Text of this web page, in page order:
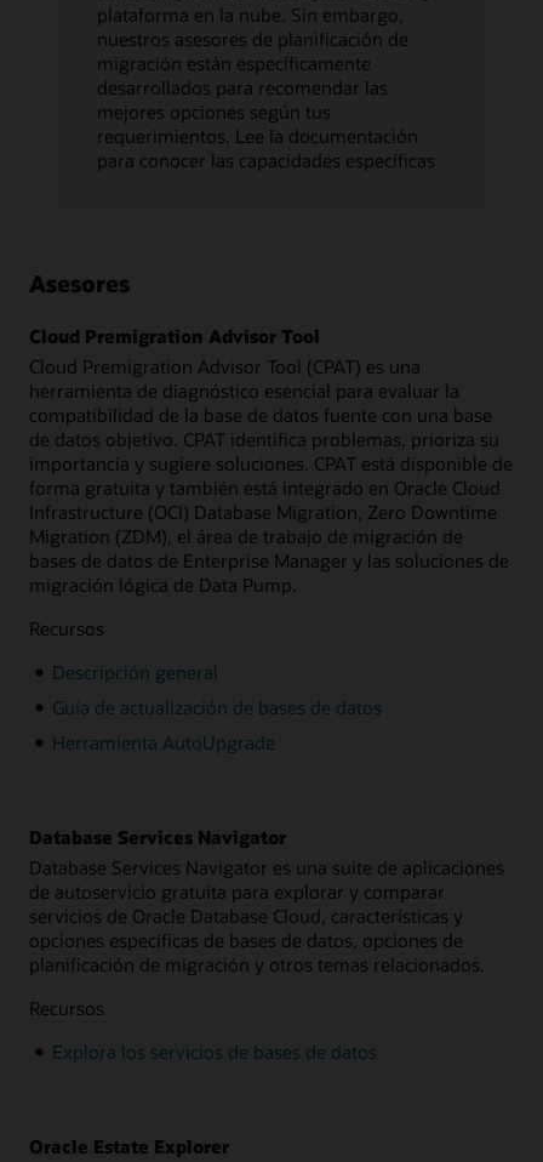
plataforma en la nube. Sin embargo,
nuestros asesores de planificación de
migración están específicamente
desarrollados para recomendar las
mejores opciones según tus
requerimientos. Lee la documentación
para conocer las capacidades específicas
Asesores
Cloud Premigration Advisor Tool
Cloud Premigration Advisor Tool (CPAT) es una
herramienta de diagnóstico esencial para evaluar la
compatibilidad de la base de datos fuente con una base
de datos objetivo. CPAT identifica problemas, prioriza su
importancia y sugiere soluciones. CPAT está disponible de
forma gratuita y también está integrado en Oracle Cloud
Infrastructure (OCI) Database Migration, Zero Downtime
Migration (ZDM), el área de trabajo de migración de
bases de datos de Enterprise Manager y las soluciones de
migración lógica de Data Pump.
Recursos
Descripción general
Guía de actualización de bases de datos
Herramienta AutoUpgrade
Database Services Navigator
Database Services Navigator es una suite de aplicaciones
de autoservicio gratuita para explorar y comparar
servicios de Oracle Database Cloud, características y
opciones específicas de bases de datos, opciones de
planificación de migración y otros temas relacionados.
Recursos
Explora los servicios de bases de datos
Oracle Estate Explorer